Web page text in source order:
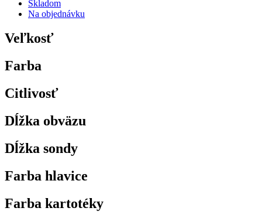
Skladom
Na objednávku
Veľkosť
Farba
Citlivosť
Dĺžka obväzu
Dĺžka sondy
Farba hlavice
Farba kartotéky